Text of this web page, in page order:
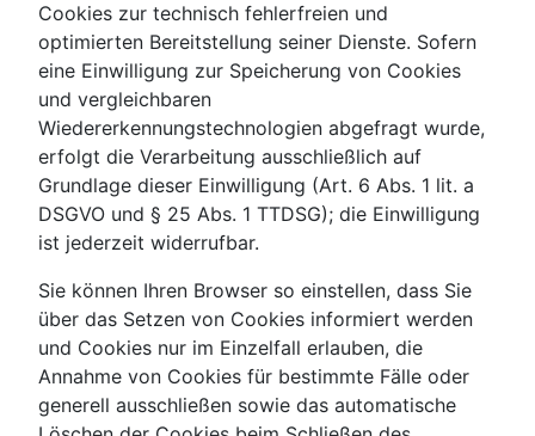
Cookies zur technisch fehlerfreien und
optimierten Bereitstellung seiner Dienste. Sofern
eine Einwilligung zur Speicherung von Cookies
und vergleichbaren
Wiedererkennungstechnologien abgefragt wurde,
erfolgt die Verarbeitung ausschließlich auf
Grundlage dieser Einwilligung (Art. 6 Abs. 1 lit. a
DSGVO und § 25 Abs. 1 TTDSG); die Einwilligung
ist jederzeit widerrufbar.
Sie können Ihren Browser so einstellen, dass Sie
über das Setzen von Cookies informiert werden
und Cookies nur im Einzelfall erlauben, die
Annahme von Cookies für bestimmte Fälle oder
generell ausschließen sowie das automatische